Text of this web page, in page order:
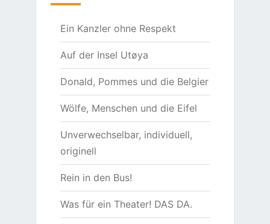
Ein Kanzler ohne Respekt
Auf der Insel Utøya
Donald, Pommes und die Belgier
Wölfe, Menschen und die Eifel
Unverwechselbar, individuell,
originell
Rein in den Bus!
Was für ein Theater! DAS DA.